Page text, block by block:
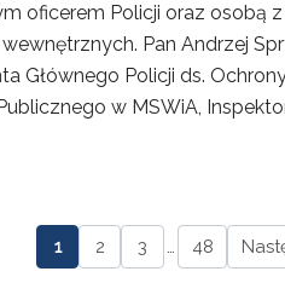
oficerem Policji oraz osobą
Pan Andrzej
Głównego Policji ds.
w MSWiA,
1 2 3 … 48